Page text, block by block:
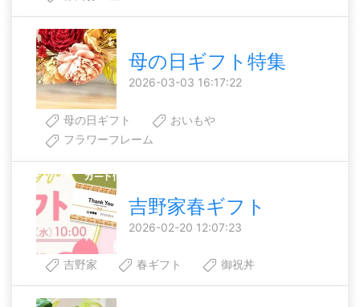
母の日ギフト特集
2026-03-03 16:17:22
母の日ギフト
おいもや
フラワーフレーム
吉野家春ギフト
2026-02-20 12:07:23
吉野家 春ギフト 御祝丼